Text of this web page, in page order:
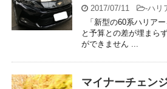
2017/07/11 -ハリ
「新型の60系ハリア
と予算との差が埋まら
ができません ...
マイナーチェン